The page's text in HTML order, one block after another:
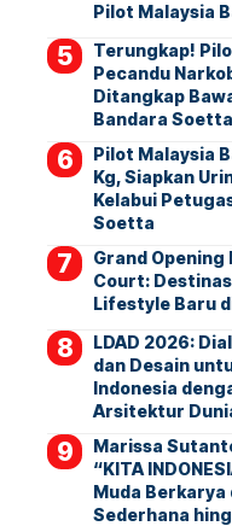
Pilot Malaysia
Terungkap!
Pecandu
Ditangkap
Bandara Soetta
Pilot Malaysia
Kg, Siapkan
Kelabui
Soetta
Grand
Court:
Lifestyle Baru
LDAD 2026:
dan Desain
Indonesia
Arsitektur
Marissa
“KITA
Muda Berkarya
Sederhana